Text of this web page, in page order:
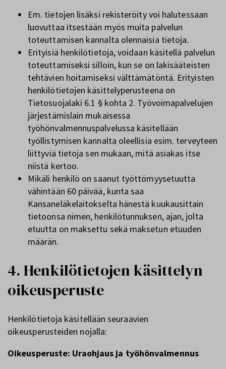
Em. tietojen lisäksi rekisteröity voi halutessaan
luovuttaa itsestään myös muita palvelun
toteuttamisen kannalta olennaisia tietoja.
Erityisiä henkilötietoja, voidaan käsitellä palvelun
toteuttamiseksi silloin, kun se on lakisääteisten
tehtävien hoitamiseksi välttämätöntä. Erityisten
henkilötietojen käsittelyperusteena on
Tietosuojalaki 6.1 § kohta 2. Työvoimapalvelujen
järjestämislain mukaisessa
työhönvalmennuspalvelussa käsitellään
työllistymisen kannalta oleellisia esim. terveyteen
liittyviä tietoja sen mukaan, mitä asiakas itse
niistä kertoo.
Mikäli henkilö on saanut työttömyysetuutta
vähintään 60 päivää, kunta saa
Kansaneläkelaitokselta hänestä kuukausittain
tietoonsa nimen, henkilötunnuksen, ajan, jolta
etuutta on maksettu sekä maksetun etuuden
määrän.
4. Henkilötietojen käsittelyn
oikeusperuste
Henkilötietoja käsitellään seuraavien
oikeusperusteiden nojalla:
Oikeusperuste: Uraohjaus ja työhönvalmennus